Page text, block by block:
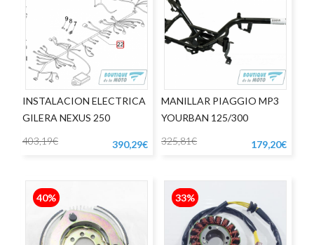
INSTALACION ELECTRICA
GILERA NEXUS 250
403,19€
390,29€
MANILLAR PIAGGIO MP3
YOURBAN 125/300
325,81€
179,20€
40% 33%